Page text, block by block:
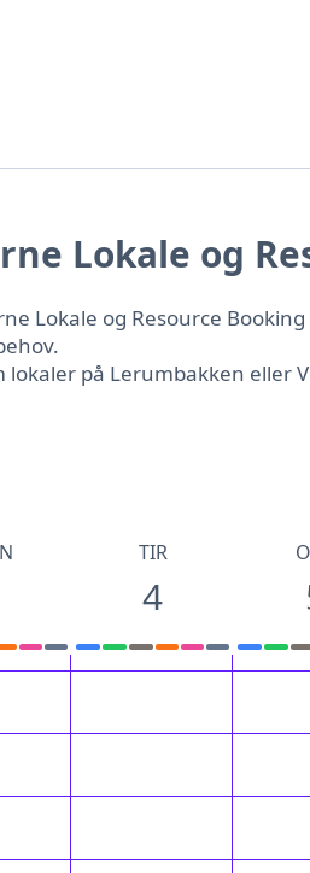
Lokale og
Lokale og Resource
lokaler på Lerumbakken eller
TIR
4